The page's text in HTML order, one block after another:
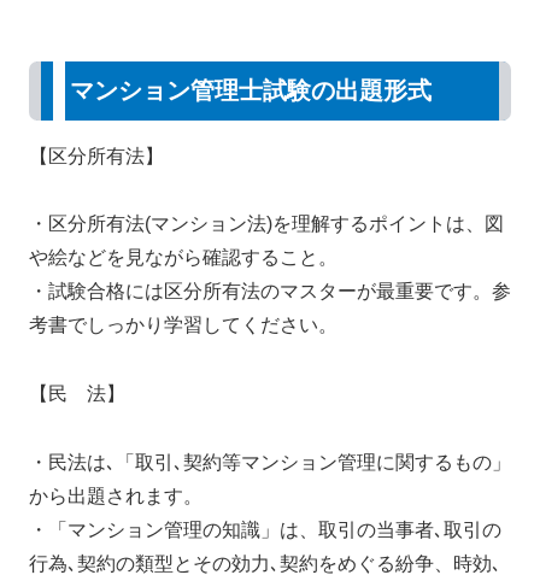
マンション管理士試験の出題形式
【区分所有法】
・区分所有法(マンション法)を理解するポイントは、図
や絵などを見ながら確認すること。
・試験合格には区分所有法のマスターが最重要です。参
考書でしっかり学習してください。
【民 法】
・民法は､「取引､契約等マンション管理に関するもの」
から出題されます。
・「マンション管理の知識」は、取引の当事者､取引の
行為､契約の類型とその効力､契約をめぐる紛争、時効､